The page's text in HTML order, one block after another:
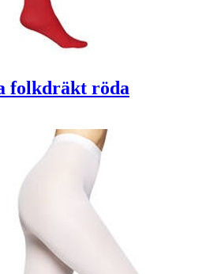
folkdräkt röda